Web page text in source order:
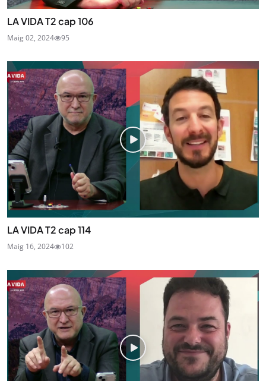
LA VIDA T2 cap 106
Maig 02, 2024 95
LA VIDA T2 cap 114
Maig 16, 2024 102